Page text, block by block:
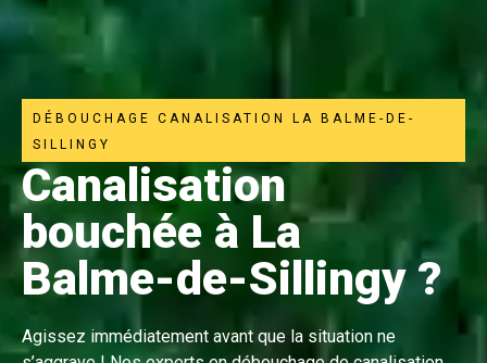
DÉBOUCHAGE CANALISATION LA BALME-DE-
SILLINGY
Canalisation
bouchée à La
Balme-de-Sillingy ?
Agissez immédiatement avant que la situation ne